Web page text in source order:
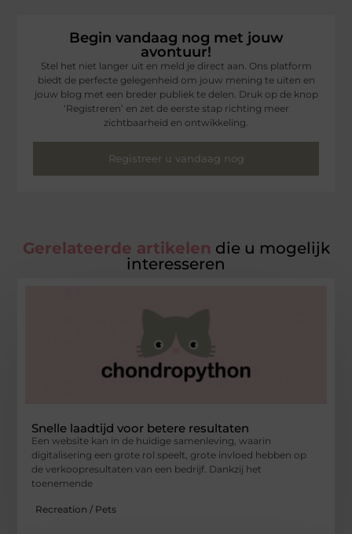
Begin vandaag nog met jouw
avontuur!
Stel het niet langer uit en meld je direct aan. Ons platform
biedt de perfecte gelegenheid om jouw mening te uiten en
jouw blog met een breder publiek te delen. Druk op de knop
‘Registreren’ en zet de eerste stap richting meer
zichtbaarheid en ontwikkeling.
Registreer u vandaag nog
Gerelateerde artikelen die u mogelijk
interesseren
Snelle laadtijd voor betere resultaten
Een website kan in de huidige samenleving, waarin
digitalisering een grote rol speelt, grote invloed hebben op
de verkoopresultaten van een bedrijf. Dankzij het
toenemende
Recreation / Pets